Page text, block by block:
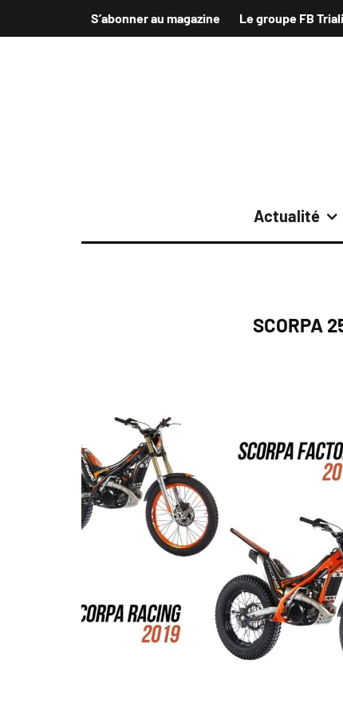
S’abonner au magazine Le groupe FB
Actualité
SCORPA